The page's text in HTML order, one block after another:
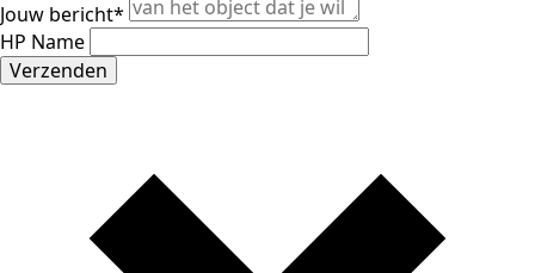
Jouw bericht*
HP Name
Verzenden